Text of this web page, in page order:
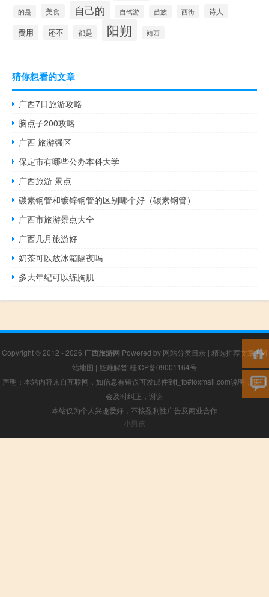
的是 美食 自己的 自驾游 苗族 西街 诗人
费用 还不 都是 阳朔 靖西
猜你想看的文章
广西7日旅游攻略
脑点子200攻略
广西 旅游强区
保定市有哪些公办本科大学
广西旅游 景点
碳素钢管和镀锌钢管的区别哪个好（碳素钢管）
广西市旅游景点大全
广西几月旅游好
奶茶可以放冰箱隔夜吗
多大年纪可以练胸肌
Copyright © 2012 - 2026 广西旅游网 Powered by 网站分类目录 | 精选推荐文章|网
站地图 | 疑难解答 桂ICP备09001164号
声明：本站内容来自互联网，如信息有错误可发邮件到f_fb#foxmail.com说明，我们
会及时纠正，谢谢
本站仅为个人兴趣爱好，不接盈利性广告及商业合作
小男孩